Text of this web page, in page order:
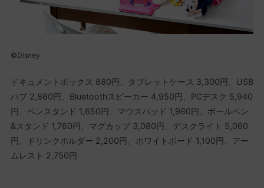
©Disney
ドキュメントボックス 880円、タブレットケース 3,300円、USB
ハブ 2,860円、Bluetoothスピーカー 4,950円、PCデスク 5,940
円、ペンスタンド 1,650円、マウスパッド 1,980円、ボールペン
&スタンド 1,760円、マグカップ 3,080円、デスクライト 5,060
円、ドリンクホルダー 2,200円、ホワイトボード 1,100円、アー
ムレスト 2,750円